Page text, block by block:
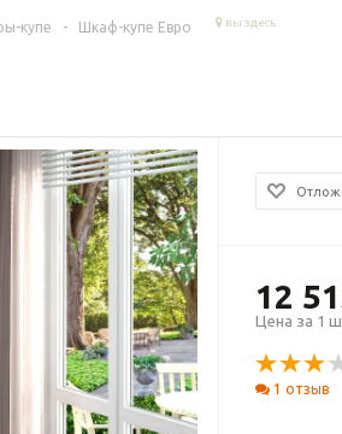
купе - Шкаф-купе Евро вы здесь
12
Цена за 1
1 отзыв